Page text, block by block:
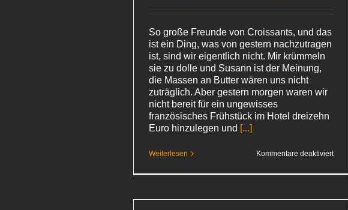
So große Freunde von Croissants, und das
ist ein Ding, was von gestern nachzutragen
ist, sind wir eigentlich nicht. Mir krümmeln
sie zu dolle und Susann ist der Meinung,
die Massen an Butter wären uns nicht
zuträglich. Aber gestern morgen waren wir
nicht bereit für ein ungewisses
französisches Frühstück im Hotel dreizehn
Euro hinzulegen und [...]
Weiterlesen Kommentare deaktiviertfür